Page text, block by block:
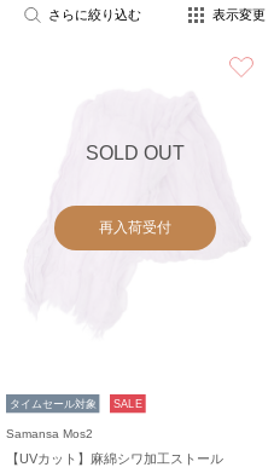
さらに絞り込む 表示変更
SOLD OUT
再入荷受付
タイムセール対象 SALE
Samansa Mos2
【UVカット】麻綿シワ加工ストール